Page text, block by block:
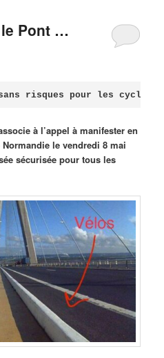
Pont …
risques pour les
à l’appel à manifester en
le vendredi 8 mai
sécurisée pour tous les